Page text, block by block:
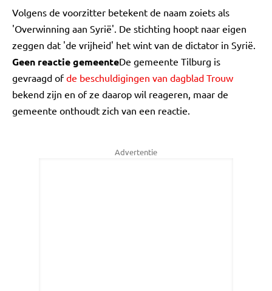
Volgens de voorzitter betekent de naam zoiets als
'Overwinning aan Syrië'. De stichting hoopt naar eigen
zeggen dat 'de vrijheid' het wint van de dictator in Syrië.
Geen reactie gemeenteDe gemeente Tilburg is
gevraagd ofde beschuldigingen van dagblad Trouw
bekend zijn en of ze daarop wil reageren, maar de
gemeente onthoudt zich van een reactie.
Advertentie